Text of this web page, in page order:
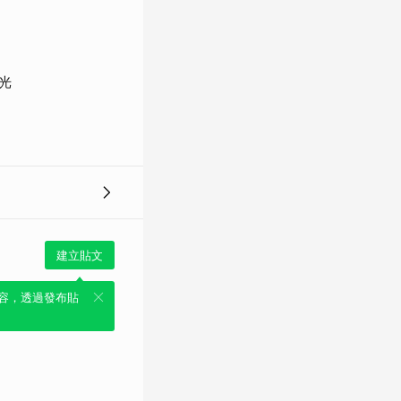
建立貼文
，透過發布貼